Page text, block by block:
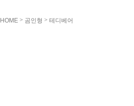
HOME > 곰인형 > 테디베어